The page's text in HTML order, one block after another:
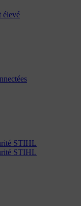
élevé
STIHL
STIHL